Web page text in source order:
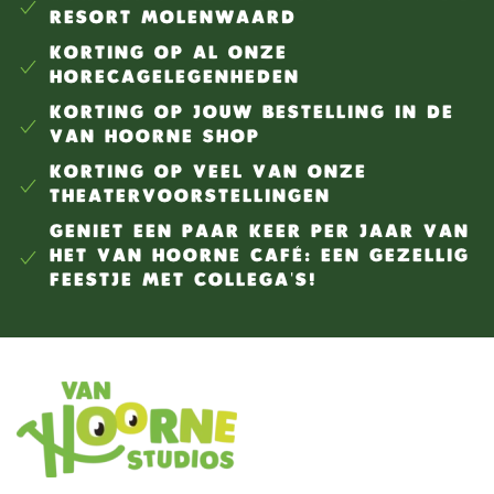
RESORT MOLENWAARD
KORTING OP AL ONZE
HORECAGELEGENHEDEN
KORTING OP JOUW BESTELLING IN DE
VAN HOORNE SHOP
KORTING OP VEEL VAN ONZE
THEATERVOORSTELLINGEN
GENIET EEN PAAR KEER PER JAAR VAN
HET VAN HOORNE CAFÉ: EEN GEZELLIG
FEESTJE MET COLLEGA'S!